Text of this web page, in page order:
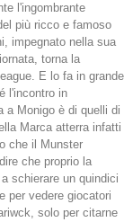
l'ingombrante
più ricco e famoso
impegnato nella sua
torna la
E lo fa in grande
l'incontro in
a Monigo è di quelli di
Marca atterra infatti
che il Munster
che proprio la
schierare un quindici
per vedere giocatori
solo per citarne